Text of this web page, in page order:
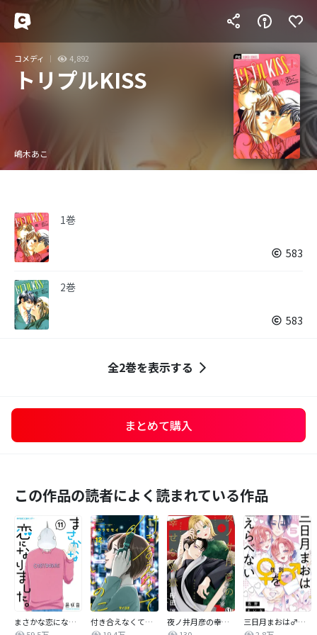
コメディ 4,892
トリプルKISS
嶋木あこ
1巻
583
2巻
583
全2巻を表示する
まとめて購入
この作品の読者によく読まれている作品
まさかな恋になりました。
付き合えなくていいのに
夜ノ井月彦の幸せな地獄
三日月まおは♂♀をえらべない